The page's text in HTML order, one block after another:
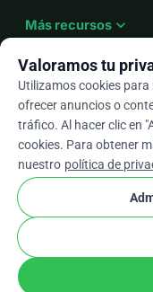
Más recursos expand_more
Esarrow_drop_down
★★★★★4,9 / 5
Términos y
Valoramos tu
Utilizamos cookies
ofrecer anuncios o
tráfico. Al hacer clic en
cookies. Para obtener
nuestro política de